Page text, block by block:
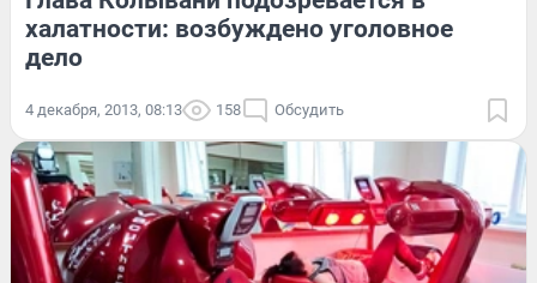
халатности: возбуждено уголовное
дело
4 декабря, 2013, 08:13 158 Обсудить